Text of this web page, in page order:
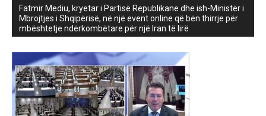
Fatmir Mediu, kryetar i Partisë Republikane dhe ish-Ministër i
Mbrojtjes i Shqipërisë, në një event online që bën thirrje për
mbështetje ndërkombëtare për një Iran të lirë